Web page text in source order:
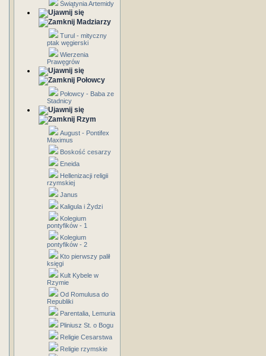
Świątynia Artemidy
Madziarzy
Turul - mityczny
ptak węgierski
Wierzenia
Prawęgrów
Połowcy
Połowcy - Baba ze
Stadnicy
Rzym
August - Pontifex
Maximus
Boskość cesarzy
Eneida
Hellenizacji religii
rzymskiej
Janus
Kaligula i Żydzi
Kolegium
pontyfików - 1
Kolegium
pontyfików - 2
Kto pierwszy palił
księgi
Kult Kybele w
Rzymie
Od Romulusa do
Republiki
Parentalia, Lemuria
Pliniusz St. o Bogu
Religie Cesarstwa
Religie rzymskie